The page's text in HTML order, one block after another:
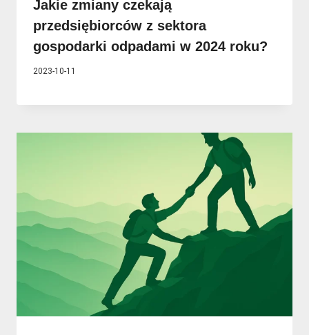
Jakie zmiany czekają
przedsiębiorców z sektora
gospodarki odpadami w 2024 roku?
2023-10-11